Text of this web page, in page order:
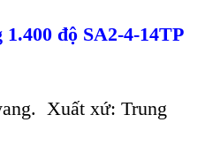
độ SA2-4-14TP
Xuất xứ: Trung